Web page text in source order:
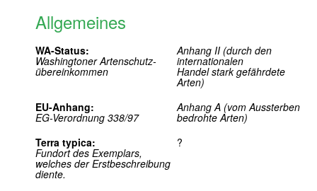
Allgemeines
WA-Status:
Washingtoner Artenschutz-
übereinkommen
Anhang II (durch den
internationalen
Handel stark gefährdete
Arten)
EU-Anhang:
EG-Verordnung 338/97
Anhang A (vom Aussterben
bedrohte Arten)
Terra typica:
Fundort des Exemplars,
welches der Erstbeschreibung
diente.
?